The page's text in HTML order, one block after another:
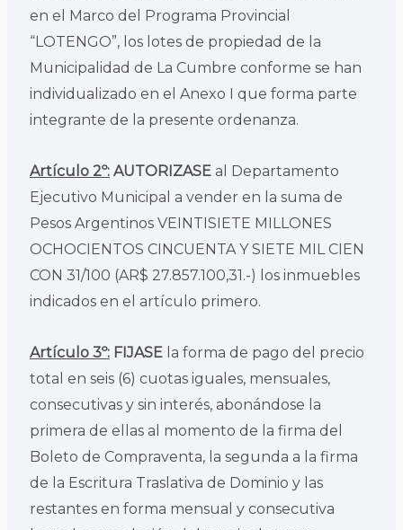
en el Marco del Programa Provincial
“LOTENGO”, los lotes de propiedad de la
Municipalidad de La Cumbre conforme se han
individualizado en el Anexo I que forma parte
integrante de la presente ordenanza.
Artículo 2º: AUTORIZASE al Departamento
Ejecutivo Municipal a vender en la suma de
Pesos Argentinos VEINTISIETE MILLONES
OCHOCIENTOS CINCUENTA Y SIETE MIL CIEN
CON 31/100 (AR$ 27.857.100,31.-) los inmuebles
indicados en el artículo primero.
Artículo 3º: FIJASEla forma de pago del precio
total en seis (6) cuotas iguales, mensuales,
consecutivas y sin interés, abonándose la
primera de ellas al momento de la firma del
Boleto de Compraventa, la segunda a la firma
de la Escritura Traslativa de Dominio y las
restantes en forma mensual y consecutiva